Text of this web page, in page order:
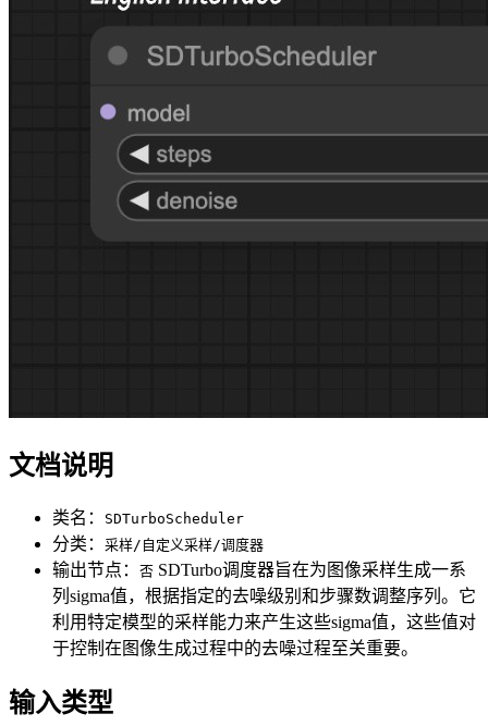
文档说明
类名： SDTurboScheduler
分类： 采样/自定义采样/调度器
输出节点： 否 SDTurbo调度器旨在为图像采样生成一系
列sigma值，根据指定的去噪级别和步骤数调整序列。它
利用特定模型的采样能力来产生这些sigma值，这些值对
于控制在图像生成过程中的去噪过程至关重要。
输入类型